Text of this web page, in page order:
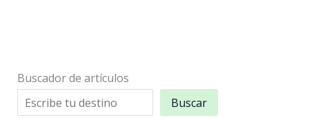
Buscador de artículos
Buscar